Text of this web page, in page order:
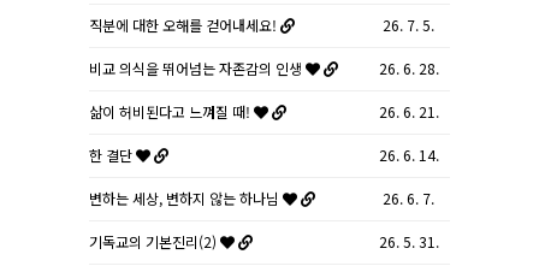
직분에 대한 오해를 걷어내세요! 26. 7. 5.
비교 의식을 뛰어넘는 자존감의 인생 26. 6. 28.
삶이 허비된다고 느껴질 때! 26. 6. 21.
한 결단 26. 6. 14.
변하는 세상, 변하지 않는 하나님 26. 6. 7.
기독교의 기본진리(2) 26. 5. 31.